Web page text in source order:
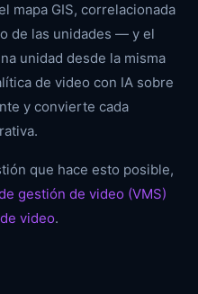
mapa GIS, correlacionada
de las unidades — y el
unidad desde la misma
de video con IA sobre
y convierte cada
que hace esto posible,
gestión de video (VMS)
video.